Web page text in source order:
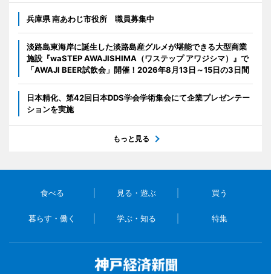
兵庫県 南あわじ市役所 職員募集中
淡路島東海岸に誕生した淡路島産グルメが堪能できる大型商業
施設『waSTEP AWAJISHIMA（ワステップ アワジシマ）』で
「AWAJI BEER試飲会」開催！2026年8月13日～15日の3日間
日本精化、第42回日本DDS学会学術集会にて企業プレゼンテー
ションを実施
もっと見る
食べる 見る・遊ぶ 買う
暮らす・働く 学ぶ・知る 特集